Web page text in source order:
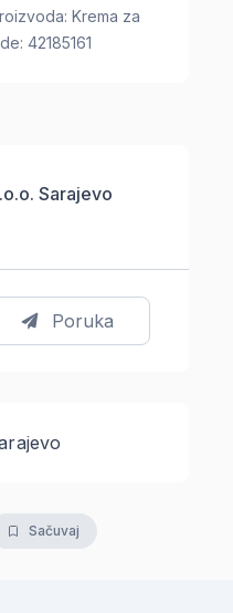
Krema za
42185161
Sarajevo
Poruka
Sačuvaj